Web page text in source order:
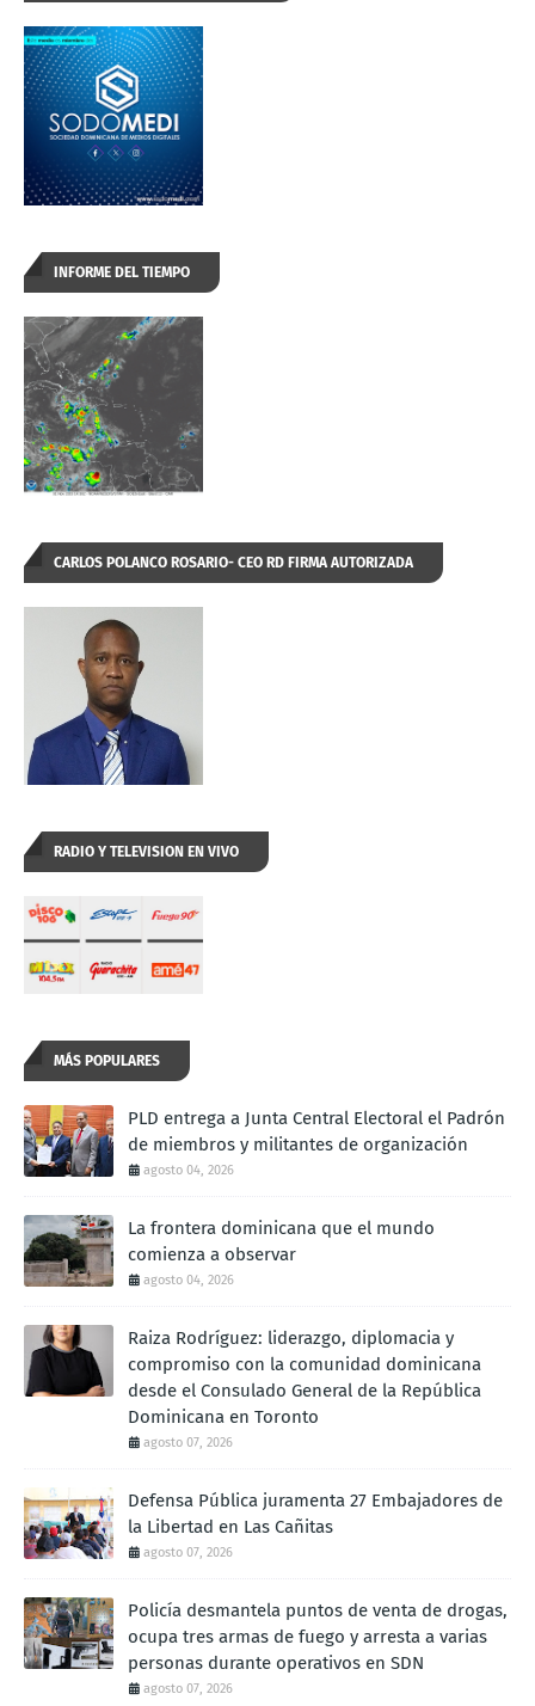
INFORME DEL TIEMPO
CARLOS POLANCO ROSARIO- CEO RD FIRMA AUTORIZADA
RADIO Y TELEVISION EN VIVO
MÁS POPULARES
PLD entrega a Junta Central Electoral el Padrón
de miembros y militantes de organización
agosto 04, 2026
La frontera dominicana que el mundo
comienza a observar
agosto 04, 2026
Raiza Rodríguez: liderazgo, diplomacia y
compromiso con la comunidad dominicana
desde el Consulado General de la República
Dominicana en Toronto
agosto 07, 2026
Defensa Pública juramenta 27 Embajadores de
la Libertad en Las Cañitas
agosto 07, 2026
Policía desmantela puntos de venta de drogas,
ocupa tres armas de fuego y arresta a varias
personas durante operativos en SDN
agosto 07, 2026